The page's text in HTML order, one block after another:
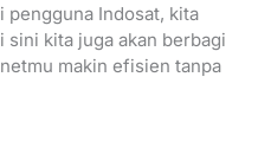
pengguna Indosat, kita
sini kita juga akan berbagi
makin efisien tanpa